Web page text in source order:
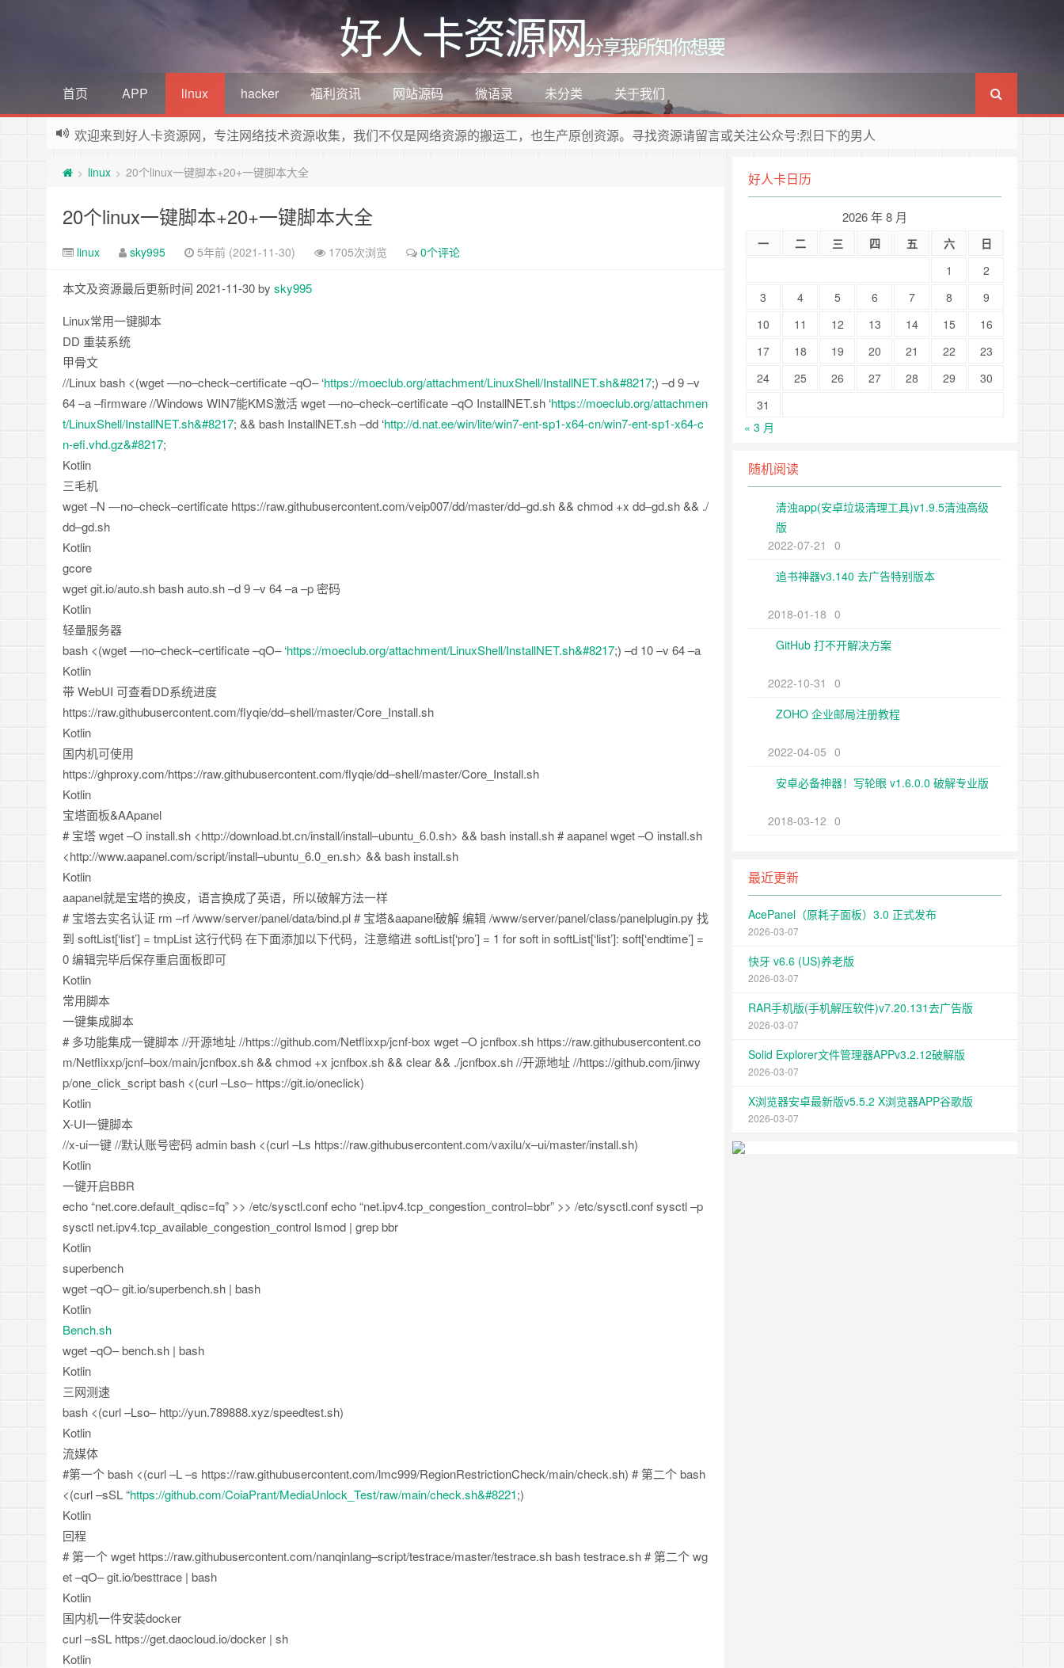
好人卡资源网分享我所知你想要
首页 APP linux hacker 福利资讯 网站源码 微语录 未分类 关于我们
欢迎来到好人卡资源网，专注网络技术资源收集，我们不仅是网络资源的搬运工，也生产原创资源。寻找资源请留言或关注公众号:烈日下的男人
> linux > 20个linux一键脚本+20+一键脚本大全
20个linux一键脚本+20+一键脚本大全
linux sky995 5年前 (2021-11-30) 1705次浏览 0个评论
本文及资源最后更新时间 2021-11-30 by sky995
Linux常用一键脚本
DD 重装系统
甲骨文
//Linux bash <(wget—no–check–certificate–qO– ‘https://moeclub.org/attachment/LinuxShell/InstallNET.sh&#8217;) –d9–v
64–a–firmware//Windows WIN7能KMS激活wget—no–check–certificate–qO InstallNET.sh ‘https://moeclub.org/attachmen
t/LinuxShell/InstallNET.sh&#8217; && bash InstallNET.sh–dd ‘http://d.nat.ee/win/lite/win7-ent-sp1-x64-cn/win7-ent-sp1-x64-c
n-efi.vhd.gz&#8217;
Kotlin
三毛机
wget–N —no–check–certificate https://raw.githubusercontent.com/veip007/dd/master/dd–gd.sh&& chmod +x dd–gd.sh&& ./
dd–gd.sh
Kotlin
gcore
wget git.io/auto.sh bash auto.sh–d9–v 64–a–p 密码
Kotlin
轻量服务器
bash <(wget—no–check–certificate–qO– ‘https://moeclub.org/attachment/LinuxShell/InstallNET.sh&#8217;) –d 10–v 64–a
Kotlin
带 WebUI 可查看DD系统进度
https://raw.githubusercontent.com/flyqie/dd–shell/master/Core_Install.sh
Kotlin
国内机可使用
https://ghproxy.com/https://raw.githubusercontent.com/flyqie/dd–shell/master/Core_Install.sh
Kotlin
宝塔面板&AApanel
# 宝塔 wget–O install.sh <http://download.bt.cn/install/install–ubuntu_6.0.sh> && bash install.sh # aapanel wget–O install.sh
<http://www.aapanel.com/script/install–ubuntu_6.0_en.sh> && bash install.sh
Kotlin
aapanel就是宝塔的换皮，语言换成了英语，所以破解方法一样
# 宝塔去实名认证 rm –rf/www/server/panel/data/bind.pl # 宝塔&aapanel破解 编辑/www/server/panel/class/panelplugin.py 找
到 softList[‘list’] = tmpList 这行代码 在下面添加以下代码，注意缩进 softList[‘pro’] = 1 forsoft insoftList[‘list’]: soft[‘endtime’] =
0编辑完毕后保存重启面板即可
Kotlin
常用脚本
一键集成脚本
# 多功能集成一键脚本//开源地址//https://github.com/Netflixxp/jcnf-box wget–O jcnfbox.sh https://raw.githubusercontent.co
m/Netflixxp/jcnf–box/main/jcnfbox.sh&& chmod +x jcnfbox.sh&& clear&& ./jcnfbox.sh//开源地址//https://github.com/jinwy
p/one_click_scriptbash <(curl–Lso–https://git.io/oneclick)
Kotlin
X-UI一键脚本
//x-ui一键//默认账号密码 adminbash <(curl–Ls https://raw.githubusercontent.com/vaxilu/x–ui/master/install.sh)
Kotlin
一键开启BBR
echo“net.core.default_qdisc=fq” >> /etc/sysctl.conf echo“net.ipv4.tcp_congestion_control=bbr” >> /etc/sysctl.conf sysctl–p
sysctl net.ipv4.tcp_available_congestion_control lsmod | grep bbr
Kotlin
superbench
wget–qO–git.io/superbench.sh | bash
Kotlin
Bench.sh
wget–qO–bench.sh | bash
Kotlin
三网测速
bash <(curl–Lso–http://yun.789888.xyz/speedtest.sh)
Kotlin
流媒体
#第一个 bash <(curl–L–s https://raw.githubusercontent.com/lmc999/RegionRestrictionCheck/main/check.sh) # 第二个 bash
<(curl–sSL“https://github.com/CoiaPrant/MediaUnlock_Test/raw/main/check.sh&#8221;)
Kotlin
回程
# 第一个 wget https://raw.githubusercontent.com/nanqinlang–script/testrace/master/testrace.sh bash testrace.sh # 第二个 wg
et–qO–git.io/besttrace | bash
Kotlin
国内机一件安装docker
curl–sSL https://get.daocloud.io/docker | sh
Kotlin
好人卡日历
2026 年 8 月
一 二 三 四 五 六
日
1
2
3
4 5 6 7 8
9
10
11 12 13 14 15
16
17
18 19 20 21 22
23
24
25 26 27 28 29
30
31
« 3 月
随机阅读
清浊app(安卓垃圾清理工具)v1.9.5清浊高级
版
2022-07-21
0
追书神器v3.140 去广告特别版本
2018-01-18 0
GitHub 打不开解决方案
2022-10-31
0
ZOHO 企业邮局注册教程
2022-04-05 0
安卓必备神器！写轮眼 v1.6.0.0 破解专业版
2018-03-12 0
最近更新
AcePanel（原耗子面板）3.0 正式发布
2026-03-07
快牙 v6.6 (US)养老版
2026-03-07
RAR手机版(手机解压软件)v7.20.131去广告版
2026-03-07
Solid Explorer文件管理器APPv3.2.12破解版
2026-03-07
X浏览器安卓最新版v5.5.2 X浏览器APP谷歌版
2026-03-07